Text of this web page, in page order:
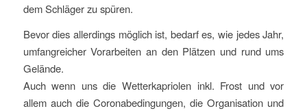
dem Schläger zu spüren.
Bevor dies allerdings möglich ist, bedarf es, wie jedes Jahr,
umfangreicher Vorarbeiten an den Plätzen und rund ums
Gelände.
Auch wenn uns die Wetterkapriolen inkl. Frost und vor
allem auch die Coronabedingungen, die Organisation und